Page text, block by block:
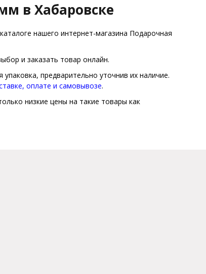
в Хабаровске
нашего интернет-магазина Подарочная
и заказать товар онлайн.
предварительно уточнив их наличие.
оплате и самовывозе.
низкие цены на такие товары как